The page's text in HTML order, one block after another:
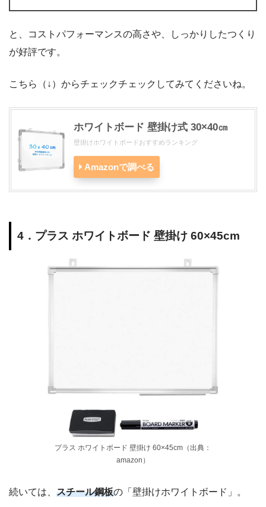
と、コストパフォーマンスの高さや、しっかりしたつくり
が好評です。
こちら（↓）からチェックチェックしてみてくださいね。
ホワイトボード 壁掛け式 30×40㎝
壁掛けホワイトボードおすすめランキング
Amazonで調べる
4．プラス ホワイトボード 壁掛け 60×45cm
プラス ホワイトボード 壁掛け 60×45cm（出典：
amazon）
続いては、 スチール鋼板の「壁掛けホワイトボード」。